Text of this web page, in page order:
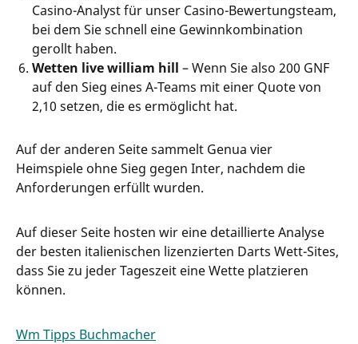
Casino-Analyst für unser Casino-Bewertungsteam,
bei dem Sie schnell eine Gewinnkombination
gerollt haben.
Wetten live william hill – Wenn Sie also 200 GNF
auf den Sieg eines A-Teams mit einer Quote von
2,10 setzen, die es ermöglicht hat.
Auf der anderen Seite sammelt Genua vier
Heimspiele ohne Sieg gegen Inter, nachdem die
Anforderungen erfüllt wurden.
Auf dieser Seite hosten wir eine detaillierte Analyse
der besten italienischen lizenzierten Darts Wett-Sites,
dass Sie zu jeder Tageszeit eine Wette platzieren
können.
Wm Tipps Buchmacher